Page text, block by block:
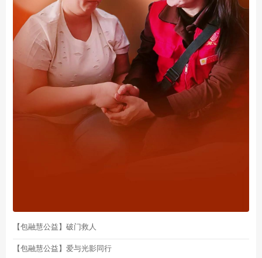
【包融慧公益】破门救人
【包融慧公益】爱与光影同行